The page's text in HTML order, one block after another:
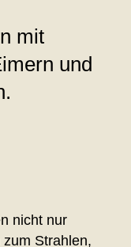
nicht nur
Strahlen,